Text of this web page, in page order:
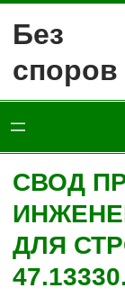
содержимому
Без
споров
СВОД
ДЛЯ